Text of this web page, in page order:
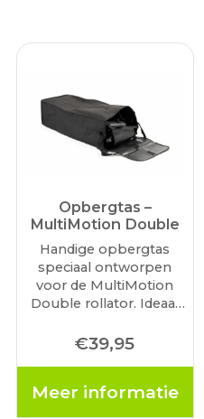
Opbergtas –
MultiMotion Double
Handige opbergtas
speciaal ontworpen
voor de MultiMotion
Double rollator. Ideaal
van persoonlijke
spullen tijdens een
boodschap. De tas is
€39,95
Meer informatie